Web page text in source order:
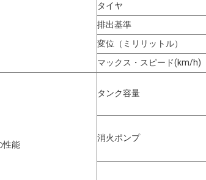
タイヤ
排出基準
変位（ミリリットル）
マックス・スピード(km/h)
性能
タンク容量
消火ポンプ